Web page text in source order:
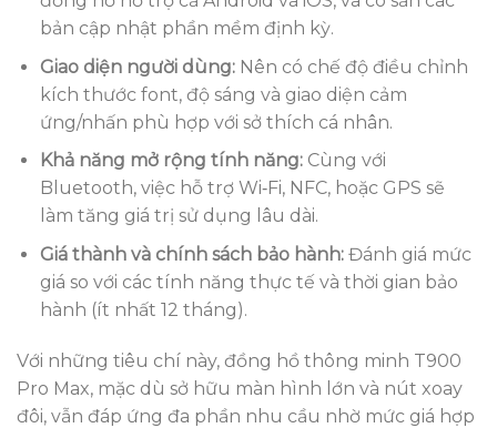
bản cập nhật phần mềm định kỳ.
Giao diện người dùng:Nên có chế độ điều chỉnh
kích thước font, độ sáng và giao diện cảm
ứng/nhấn phù hợp với sở thích cá nhân.
Khả năng mở rộng tính năng:Cùng với
Bluetooth, việc hỗ trợ Wi‑Fi, NFC, hoặc GPS sẽ
làm tăng giá trị sử dụng lâu dài.
Giá thành và chính sách bảo hành:Đánh giá mức
giá so với các tính năng thực tế và thời gian bảo
hành (ít nhất 12 tháng).
Với những tiêu chí này, đồng hồ thông minh T900
Pro Max, mặc dù sở hữu màn hình lớn và nút xoay
đôi, vẫn đáp ứng đa phần nhu cầu nhờ mức giá hợp